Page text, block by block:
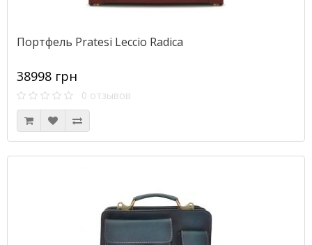
Портфель Pratesi Leccio Radica
38998 грн
0 отзывов